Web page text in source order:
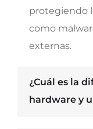
protegiendo
como
externas.
¿Cuál es la
hardware y